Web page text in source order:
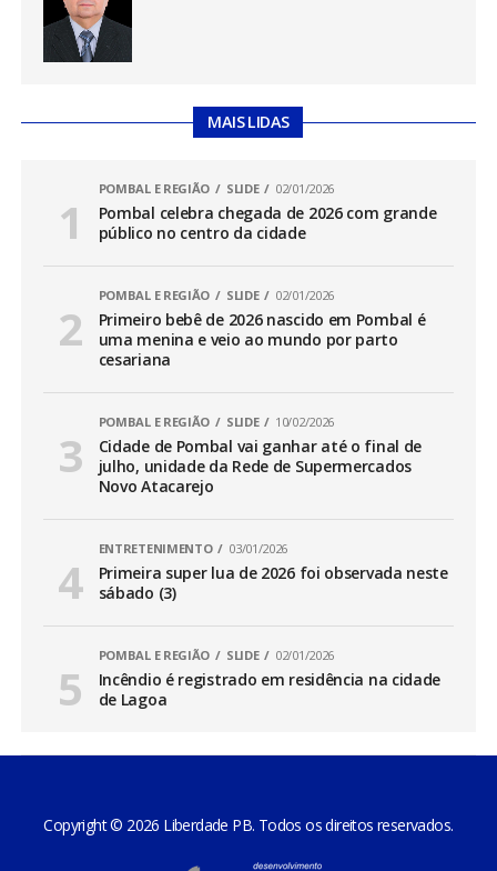
MAIS LIDAS
POMBAL E REGIÃO SLIDE 02/01/2026
Pombal celebra chegada de 2026 com grande
público no centro da cidade
POMBAL E REGIÃO SLIDE 02/01/2026
Primeiro bebê de 2026 nascido em Pombal é
uma menina e veio ao mundo por parto
cesariana
POMBAL E REGIÃO SLIDE 10/02/2026
Cidade de Pombal vai ganhar até o final de
julho, unidade da Rede de Supermercados
Novo Atacarejo
ENTRETENIMENTO 03/01/2026
Primeira super lua de 2026 foi observada neste
sábado (3)
POMBAL E REGIÃO SLIDE 02/01/2026
Incêndio é registrado em residência na cidade
de Lagoa
Copyright © 2026 Liberdade PB. Todos os direitos reservados.